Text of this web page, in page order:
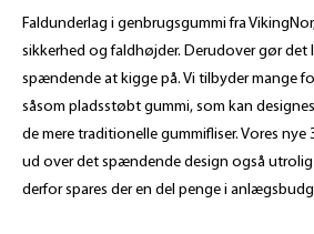
Faldunderlag i genbrugsgummi fra
sikkerhed og faldhøjder. Derudover gør det
spændende at kigge på. Vi tilbyder mange
såsom pladsstøbt gummi, som kan
de mere traditionelle gummifliser. Vores nye
ud over det spændende design også
derfor spares der en del penge i